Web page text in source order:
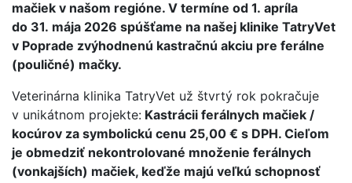
mačiek v našom regióne. V termíne od 1. apríla
do 31. mája 2026 spúšťame na našej klinike TatryVet
v Poprade zvýhodnenú kastračnú akciu pre ferálne
(pouličné) mačky.
Veterinárna klinika TatryVet už štvrtý rok pokračuje
v unikátnom projekte: Kastrácii ferálnych mačiek /
kocúrov za symbolickú cenu 25,00 € s DPH. Cieľom
je obmedziť nekontrolované množenie ferálnych
(vonkajších) mačiek, keďže majú veľkú schopnosť